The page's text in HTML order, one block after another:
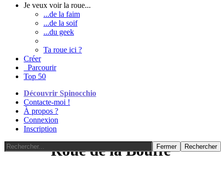
Je veux voir la roue...
...de la faim
...de la soif
...du geek
Ta roue ici ?
Créer
Parcourir
Top 50
Découvrir Spinocchio
Contacte-moi !
À propos ?
Connexion
Inscription
Fermer Rechercher
Roue de la Bouffe